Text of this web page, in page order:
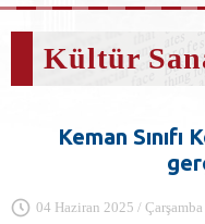
Kültür
Keman Sınıfı
04 Haziran 2025 / Çarşamba